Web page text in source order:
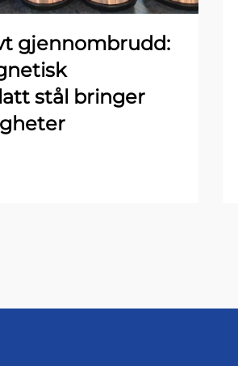
gjennombrudd:
stål bringer